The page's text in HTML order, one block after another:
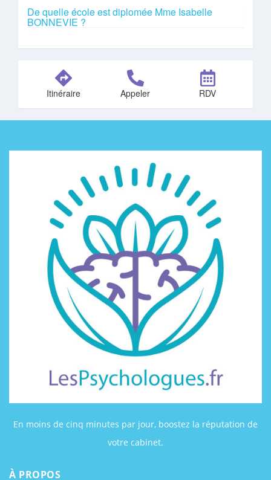
De quelle école est diplomée Mme Isabelle
BONNEVIE ?
Itinéraire Appeler RDV
En moins de cinq minutes par jour, boostez la réputation de
votre cabinet.
À PROPOS